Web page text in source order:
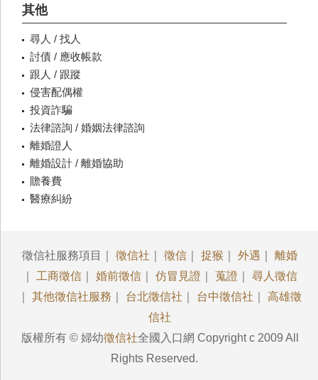
其他
尋人 / 找人
討債 / 應收帳款
跟人 / 跟蹤
侵害配偶權
投資詐騙
法律諮詢 / 婚姻法律諮詢
離婚證人
離婚設計 / 離婚協助
贍養費
醫療糾紛
徵信社服務項目｜ 徵信社 徵信 捉猴 外遇
離婚
工商徵信 婚前徵信 仿冒見證 蒐證
尋人徵信
其他徵信社服務 台北徵信社 台中徵信社
高雄徵
信社
版權所有 © 婦幼徵信社全國入口網 Copyright c 2009 All
Rights Reserved.